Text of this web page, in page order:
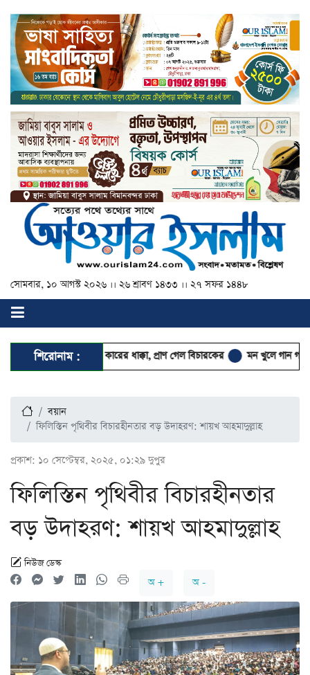
সোমবার, ১০ আগস্ট ২০২৬ ।। ২৬ শ্রাবণ ১৪৩৩ ।। ২৭ সফর ১৪৪৮
শিরোনাম :
ট্রাকে প্রাইভেট কারের ধাক্কা, প্রাণ গেল বিচারকের মন খুলে গান গাওয়া যায়,
বয়ান
ফিলিস্তিন পৃথিবীর বিচারহীনতার বড় উদাহরণ: শায়খ আহমাদুল্লাহ
প্রকাশ: ১০ সেপ্টেম্বর, ২০২৫, ০১:২৯ দুপুর
ফিলিস্তিন পৃথিবীর বিচারহীনতার
বড় উদাহরণ: শায়খ আহমাদুল্লাহ
নিউজ ডেস্ক
অ +
অ -